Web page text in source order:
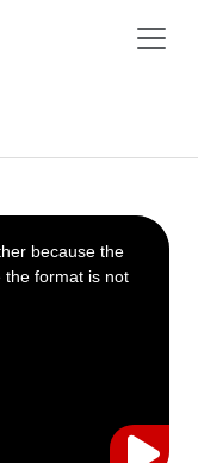
because the
format is not